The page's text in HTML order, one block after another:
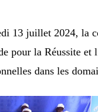
13 juillet 2024, la
pour la Réussite
dans les